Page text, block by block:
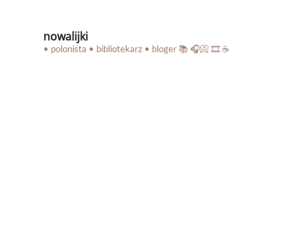
nowalijki
• polonista • bibliotekarz • bloger📚 🎧📀 🎞️ ☕️